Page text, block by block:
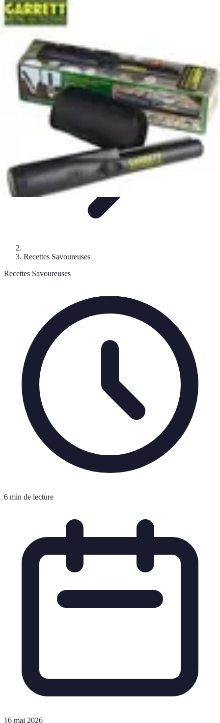
Recettes de Poissons
Recettes de Papillote
MarinadesRecettes de Poisson
Recettes de Poissons
Recettes Savoureuses
Recettes Savoureuses
6 min de lecture
16 mai 2026